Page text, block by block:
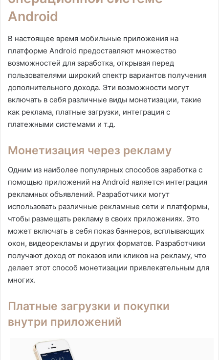
Android
В настоящее время мобильные приложения на
платформе Android предоставляют множество
возможностей для заработка, открывая перед
пользователями широкий спектр вариантов получения
дополнительного дохода. Эти возможности могут
включать в себя различные виды монетизации, такие
как реклама, платные загрузки, интеграция с
платежными системами и т.д.
Монетизация через рекламу
Одним из наиболее популярных способов заработка с
помощью приложений на Android является интеграция
рекламных объявлений. Разработчики могут
использовать различные рекламные сети и платформы,
чтобы размещать рекламу в своих приложениях. Это
может включать в себя показ баннеров, всплывающих
окон, видеорекламы и других форматов. Разработчики
получают доход от показов или кликов на рекламу, что
делает этот способ монетизации привлекательным для
многих.
Платные загрузки и покупки
внутри приложений